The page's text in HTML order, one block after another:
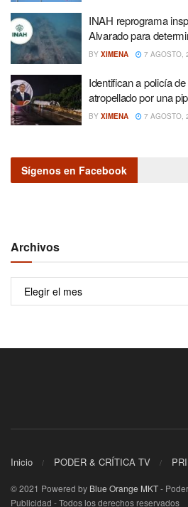
INAH reprograma
Alvarado para
BY XIMENA 7 AGOSTO,
Identifican a policía
atropellado por una
BY XIMENA 7 AGOSTO,
Sígenos en Facebook
Archivos
Archivos
Inicio PODER & CRÍTICA TV
© 2021 Powered by Blue Orange MKT-
Publicidad - Todos los derechos reservados